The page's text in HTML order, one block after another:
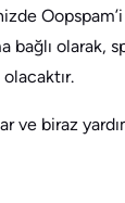
bağlı olarak,
ve biraz